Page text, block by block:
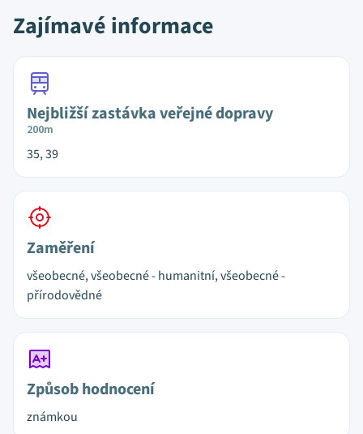
Zajímavé informace
Nejbližší zastávka veřejné dopravy
200m
35, 39
Zaměření
všeobecné, všeobecné - humanitní, všeobecné -
přírodovědné
Způsob hodnocení
známkou